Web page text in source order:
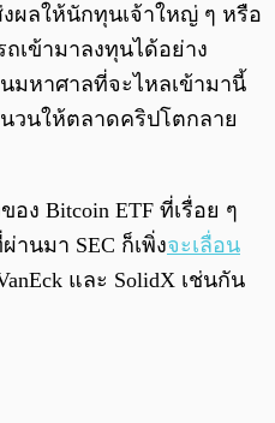
ผลให้นักทุนเจ้าใหญ่ ๆ หรือ
เข้ามาลงทุนได้อย่าง
มหาศาลที่จะไหลเข้ามานี้
วนให้ตลาดคริปโตกลาย
ง Bitcoin ETF ที่เรื่อย ๆ
านมา SEC ก็เพิ่งจะเลื่อน
และ SolidX เช่นกัน